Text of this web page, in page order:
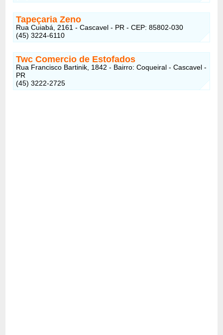
Tapeçaria Zeno
Rua Cuiabá, 2161 - Cascavel - PR - CEP: 85802-030
(45) 3224-6110
Twc Comercio de Estofados
Rua Francisco Bartinik, 1842 - Bairro: Coqueiral - Cascavel -
PR
(45) 3222-2725